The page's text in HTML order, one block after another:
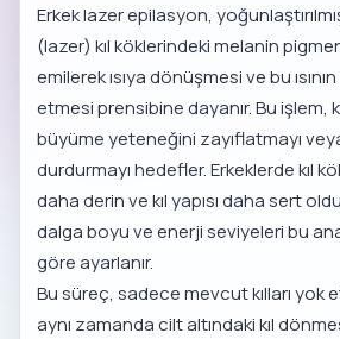
Erkek lazer epilasyon,
(lazer) kıl köklerindeki melanin
emilerek ısıya dönüşmesi ve bu
etmesi prensibine dayanır. Bu işlem,
büyüme yeteneğini zayıflatmayı
durdurmayı hedefler. Erkeklerde kıl
daha derin ve kıl yapısı daha sert
dalga boyu ve enerji seviyeleri bu
göre ayarlanır.
Bu süreç, sadece mevcut kılları yok
aynı zamanda cilt altındaki kıl